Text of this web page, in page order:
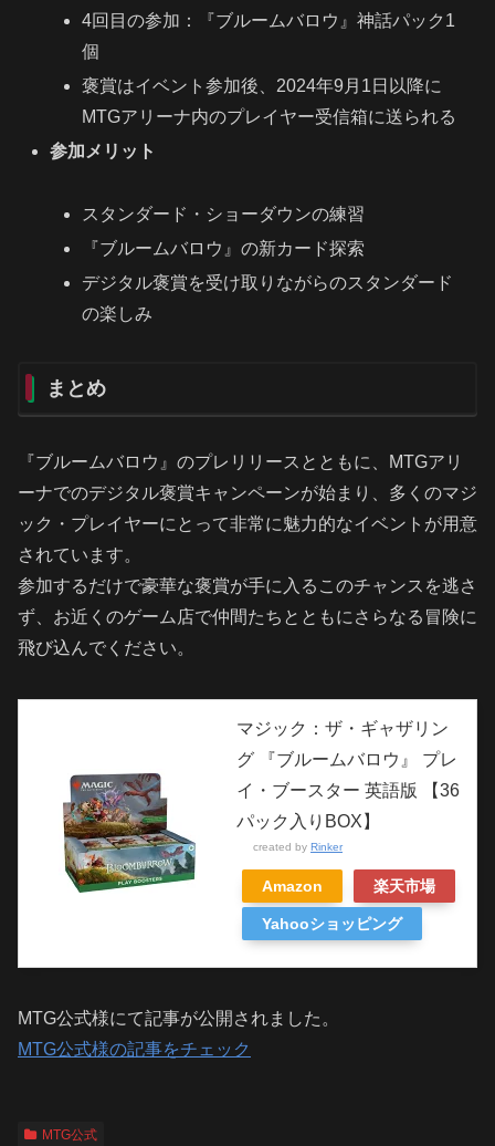
4回目の参加：『ブルームバロウ』神話パック1
個
褒賞はイベント参加後、2024年9月1日以降に
MTGアリーナ内のプレイヤー受信箱に送られる
参加メリット
スタンダード・ショーダウンの練習
『ブルームバロウ』の新カード探索
デジタル褒賞を受け取りながらのスタンダード
の楽しみ
まとめ
『ブルームバロウ』のプレリリースとともに、MTGアリ
ーナでのデジタル褒賞キャンペーンが始まり、多くのマジ
ック・プレイヤーにとって非常に魅力的なイベントが用意
されています。
参加するだけで豪華な褒賞が手に入るこのチャンスを逃さ
ず、お近くのゲーム店で仲間たちとともにさらなる冒険に
飛び込んでください。
マジック：ザ・ギャザリン
グ 『ブルームバロウ』 プレ
イ・ブースター 英語版 【36
パック入りBOX】
created by Rinker
Amazon 楽天市場
Yahooショッピング
MTG公式様にて記事が公開されました。
MTG公式様の記事をチェック
MTG公式